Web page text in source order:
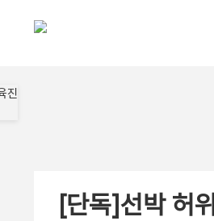
[단독]선박 허